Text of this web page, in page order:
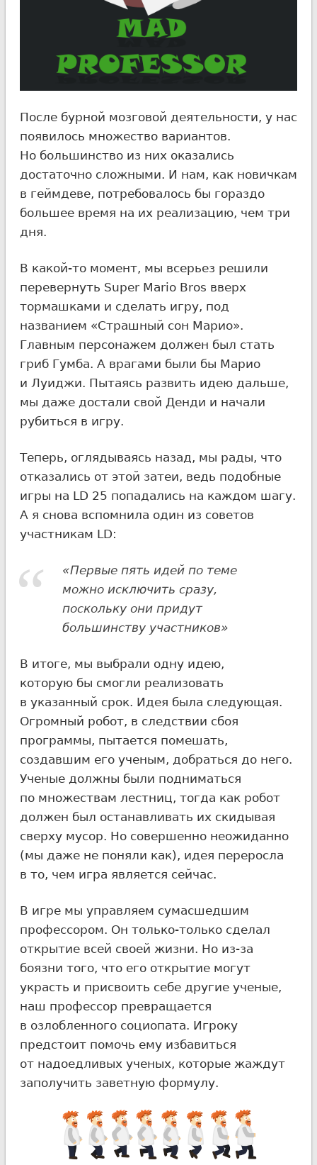
После бурной мозговой деятельности, у нас
появилось множество вариантов.
Но большинство из них оказались
достаточно сложными. И нам, как новичкам
в геймдеве, потребовалось бы гораздо
большее время на их реализацию, чем три
дня.
В какой-то момент, мы всерьез решили
перевернуть Super Mario Bros вверх
тормашками и сделать игру, под
названием «Страшный сон Марио».
Главным персонажем должен был стать
гриб Гумба. А врагами были бы Марио
и Луиджи. Пытаясь развить идею дальше,
мы даже достали свой Денди и начали
рубиться в игру.
Теперь, оглядываясь назад, мы рады, что
отказались от этой затеи, ведь подобные
игры на LD 25 попадались на каждом шагу.
А я снова вспомнила один из советов
участникам LD:
«Первые пять идей по теме
можно исключить сразу,
поскольку они придут
большинству участников»
В итоге, мы выбрали одну идею,
которую бы смогли реализовать
в указанный срок. Идея была следующая.
Огромный робот, в следствии сбоя
программы, пытается помешать,
создавшим его ученым, добраться до него.
Ученые должны были подниматься
по множествам лестниц, тогда как робот
должен был останавливать их скидывая
сверху мусор. Но совершенно неожиданно
(мы даже не поняли как), идея переросла
в то, чем игра является сейчас.
В игре мы управляем сумасшедшим
профессором. Он только-только сделал
открытие всей своей жизни. Но из-за
боязни того, что его открытие могут
украсть и присвоить себе другие ученые,
наш профессор превращается
в озлобленного социопата. Игроку
предстоит помочь ему избавиться
от надоедливых ученых, которые жаждут
заполучить заветную формулу.